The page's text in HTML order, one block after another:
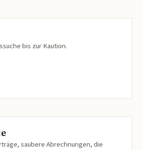
bis zur Kaution.
saubere Abrechnungen, die